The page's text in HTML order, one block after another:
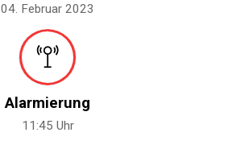
04. Februar 2023
Alarmierung
11:45 Uhr